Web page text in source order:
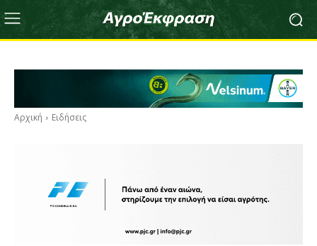
Αρχική Ειδήσεις